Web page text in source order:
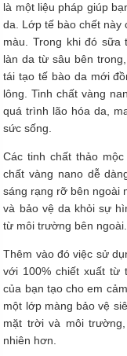
là một liệu pháp giúp
da. Lớp tế bào chết này
màu. Trong khi đó sữa
làn da từ sâu bên
tái tạo tế bào da mới
lông. Tinh chất vàng
quá trình lão hóa da,
sức sống.
Các tinh chất thảo
chất vàng nano dễ
sáng rạng rỡ bên ngoài
và bảo vệ da khỏi sự
từ môi trường bên ngoài.
Thêm vào đó việc sử
với 100% chiết xuất từ
của bạn tạo cho em
một lớp màng bảo vệ
mặt trời và môi
nhiên hơn.